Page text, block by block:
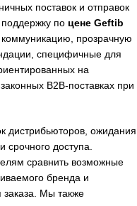
поставок и отправок
по цене Geftib
коммуникацию, прозрачную
специфичные для
на
B2B-поставках при
дистрибьюторов, ожидания
срочного доступа.
сравнить возможные
бренда и
заказа. Мы также